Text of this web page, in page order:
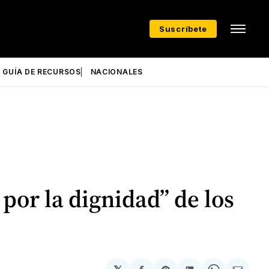
Suscríbete
GUÍA DE RECURSOS NACIONALES
la dignidad” de los